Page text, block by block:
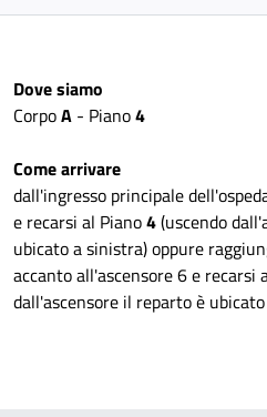
Dove siamo
CorpoA - Piano4
Come arrivare
dall'ingresso principale
e recarsi al Piano4(uscendo
ubicato a sinistra) oppure
accanto all'ascensore 6 e recarsi
dall'ascensore il reparto è